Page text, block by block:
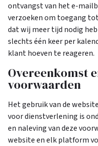
ontvangst van het e-
verzoeken om toegang
dat wij meer tijd nodig
slechts één keer per
klant hoeven te reageren.
Overeenkomst
voorwaarden
Het gebruik van de
voor dienstverlening is
en naleving van deze
website en elk platform